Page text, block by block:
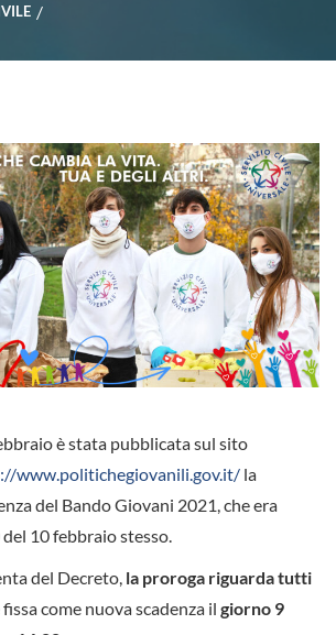
è stata pubblicata sul sito
www.politichegiovanili.gov.it/ la
del Bando Giovani 2021, che era
10 febbraio stesso.
del Decreto, la proroga riguarda tutti
fissa come nuova scadenza il giorno 9